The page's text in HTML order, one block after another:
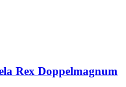
Rex Doppelmagnum